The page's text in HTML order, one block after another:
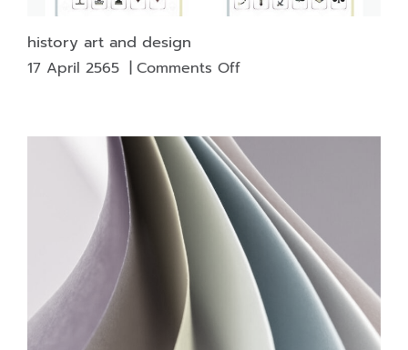
history art and design
17 April 2565 Comments Offon
and
design